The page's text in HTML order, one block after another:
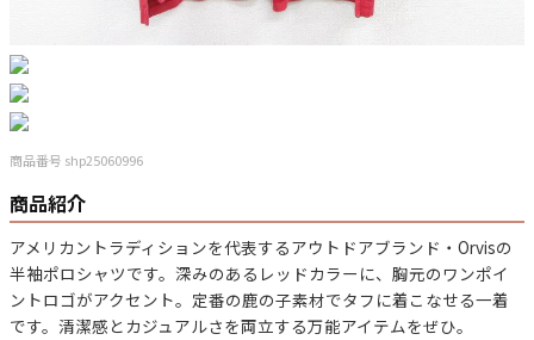
Search by Maniac
バンド
USA製
ボロ ミリタリー
すべてのマニアックを見る
商品番号 shp25060996
商品紹介
アメリカントラディションを代表するアウトドアブランド・Orvisの
半袖ポロシャツです。深みのあるレッドカラーに、胸元のワンポイ
ントロゴがアクセント。定番の鹿の子素材でタフに着こなせる一着
です。清潔感とカジュアルさを両立する万能アイテムをぜひ。